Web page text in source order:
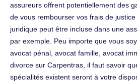
assureurs offrent potentiellement des
de vous rembourser vos frais de
juridique peut être incluse dans une
par exemple. Peu importe que vous
avocat pénal, avocat famille, avocat
divorce sur Carpentras, il faut savoir
spécialités existent seront à votre